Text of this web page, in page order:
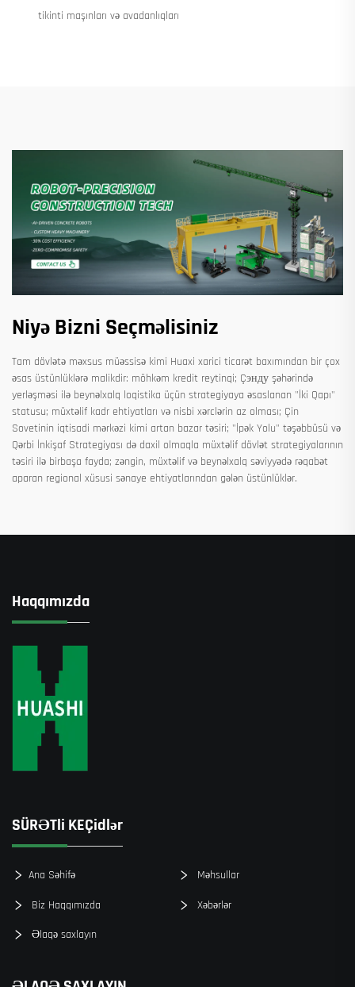
tikinti maşınları və avadanlıqları
Niyə Bizni Seçməlisiniz
Tam dövlətə məxsus müəssisə kimi Huaxi xarici ticarət baxımından bir çox
əsas üstünlüklərə malikdir: möhkəm kredit reytinqi; Çэнду şəhərində
yerləşməsi ilə beynəlxalq loqistika üçün strategiyaya əsaslanan "İki Qapı"
statusu; müxtəlif kadr ehtiyatları və nisbi xərclərin az olması; Çin
Sovetinin iqtisadi mərkəzi kimi artan bazar təsiri; "İpək Yolu" təşəbbüsü və
Qərbi İnkişaf Strategiyası də daxil olmaqla müxtəlif dövlət strategiyalarının
təsiri ilə birbaşa fayda; zəngin, müxtəlif və beynəlxalq səviyyədə rəqabət
aparan regional xüsusi sənaye ehtiyatlarından gələn üstünlüklər.
Haqqımızda
SÜRƏTli KEÇidlər
Ana Səhifə Məhsullar
Biz Haqqımızda Xəbərlər
Əlaqə saxlayın